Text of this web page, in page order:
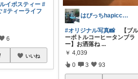
イボスティー #
#ティーライフ
6
いいね
はぴっちhapicchi💎🏃感謝💐
#オリジナル写真📸【ブ
ーボトルコーヒータンブラ
ー】お洒落ね ...
￥ 4,039
0 3 93